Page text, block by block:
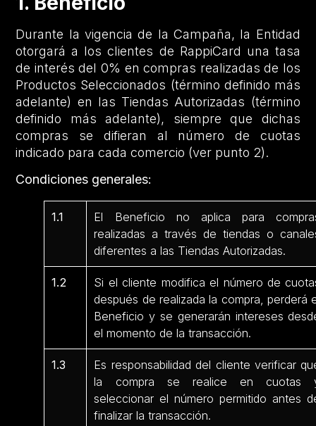
Durante la vigencia de la Campaña, la Entidad
otorgará a los clientes de RappiCard una tasa
de interés del 0% en compras realizadas de los
Productos Seleccionados (término definido más
adelante) en las Tiendas Autorizadas (término
definido más adelante), siempre que dichas
compras se difieran al número de cuotas
indicado para cada comercio (ver punto 2).
Condiciones generales:
1.1
El Beneficio no aplica para
realizadas a través de tiendas o
diferentes a las Tiendas Autorizadas.
1.2
Si el cliente modifica el número de
después de realizada la compra, perderá
Beneficio y se generarán intereses
el momento de la transacción.
1.3
Es responsabilidad del cliente verificar
la compra se realice en cuotas
seleccionar el número permitido antes
finalizar la transacción.